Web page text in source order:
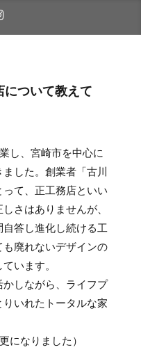
ついて教えて
し、宮崎市を中心に
した。創業者「古川
て、正工務店といい
さはありませんが、
答し進化し続ける工
廃れないデザインの
います。
しながら、ライフプ
いれたトータルな家
になりました）